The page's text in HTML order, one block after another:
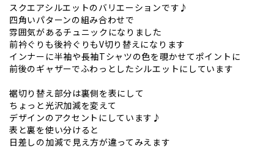
スクエアシルエットのバリエーションです♪
四角いパターンの組み合わせで
雰囲気があるチュニックになりました
前衿ぐりも後衿ぐりもV切り替えになります
インナーに半袖や長袖Tシャツの色を覗かせてポイントに
前後のギャザーでふわっとしたシルエットにしています
裾切り替え部分は裏側を表にして
ちょっと光沢加減を変えて
デザインのアクセントにしています♪
表と裏を使い分けると
日差しの加減で見え方が違ってみえます